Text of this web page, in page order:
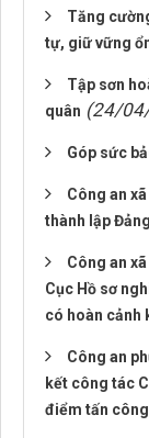
Tăng
tự, giữ vững
Tập sơn
quân (24/
Góp sức
Công an
thành lập
Công an
Cục Hồ sơ
có hoàn cảnh
Công an
kết công tác
điểm tấn